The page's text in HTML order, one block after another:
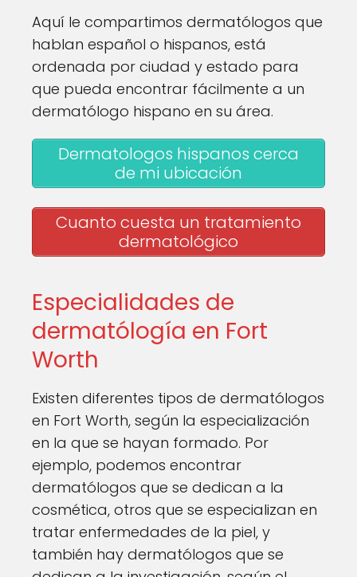
Aquí le compartimos dermatólogos que
hablan español o hispanos, está
ordenada por ciudad y estado para
que pueda encontrar fácilmente a un
dermatólogo hispano en su área.
Dermatologos hispanos cerca
de mi ubicación
Cuanto cuesta un tratamiento
dermatológico
Especialidades de
dermatólogía en Fort
Worth
Existen diferentes tipos de dermatólogos
en Fort Worth, según la especialización
en la que se hayan formado. Por
ejemplo, podemos encontrar
dermatólogos que se dedican a la
cosmética, otros que se especializan en
tratar enfermedades de la piel, y
también hay dermatólogos que se